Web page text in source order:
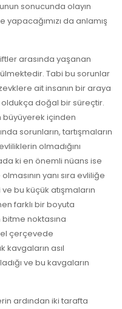
sonucunda olayın
yapacağımızı da anlamış
arasında yaşanan
Tabi bu sorunlar
ait insanın bir araya
doğal bir süreçtir.
büyüyerek içinden
sorunların, tartışmaların
olmadığını
ki en önemli nüans ise
yanı sıra evliliğe
bu küçük atışmaların
farklı bir boyuta
noktasına
çerçevede
kavgaların asıl
ve bu kavgaların
ardından iki tarafta